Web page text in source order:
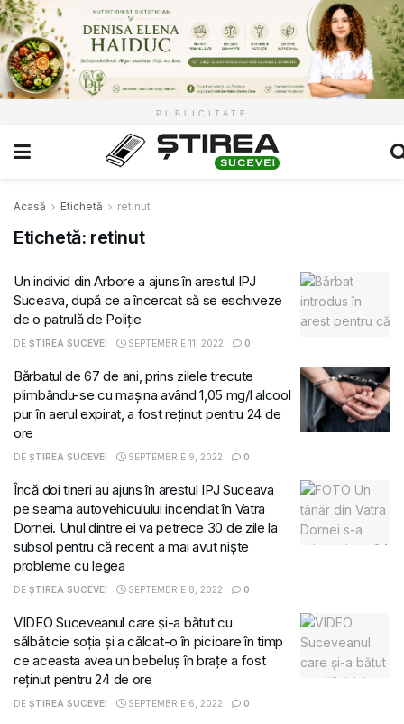
PUBLICITATE
Acasă Etichetă retinut
Etichetă: retinut
Un individ din Arbore a ajuns în arestul IPJ
Suceava, după ce a încercat să se eschiveze
de o patrulă de Poliție
DE ȘTIREA SUCEVEI SEPTEMBRIE 11, 2022 0
Bărbatul de 67 de ani, prins zilele trecute
plimbându-se cu mașina având 1,05 mg/l alcool
pur în aerul expirat, a fost reținut pentru 24 de
ore
DE ȘTIREA SUCEVEI SEPTEMBRIE 9, 2022 0
Încă doi tineri au ajuns în arestul IPJ Suceava
pe seama autovehiculului incendiat în Vatra
Dornei. Unul dintre ei va petrece 30 de zile la
subsol pentru că recent a mai avut niște
probleme cu legea
DE ȘTIREA SUCEVEI SEPTEMBRIE 8, 2022 0
VIDEO Suceveanul care și-a bătut cu
sălbăticie soția și a călcat-o în picioare în timp
ce aceasta avea un bebeluș în brațe a fost
reținut pentru 24 de ore
DE ȘTIREA SUCEVEI SEPTEMBRIE 6, 2022 0